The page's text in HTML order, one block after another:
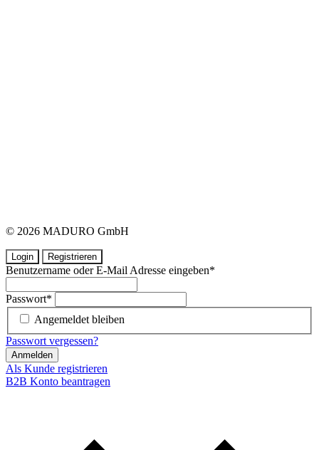
© 2026 MADURO GmbH
Login Registrieren
Benutzername oder E-Mail Adresse eingeben*
Passwort*
Angemeldet bleiben
Passwort vergessen?
Anmelden
Als Kunde registrieren
B2B Konto beantragen